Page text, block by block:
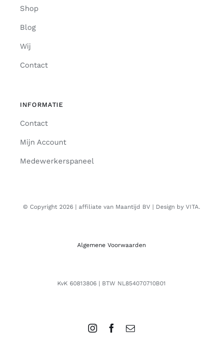
Shop
Blog
Wij
Contact
INFORMATIE
Contact
Mijn Account
Medewerkerspaneel
© Copyright 2026 | affiliate van Maantijd BV | Design by VITA.
Algemene Voorwaarden
KvK 60813806 | BTW NL854070710B01